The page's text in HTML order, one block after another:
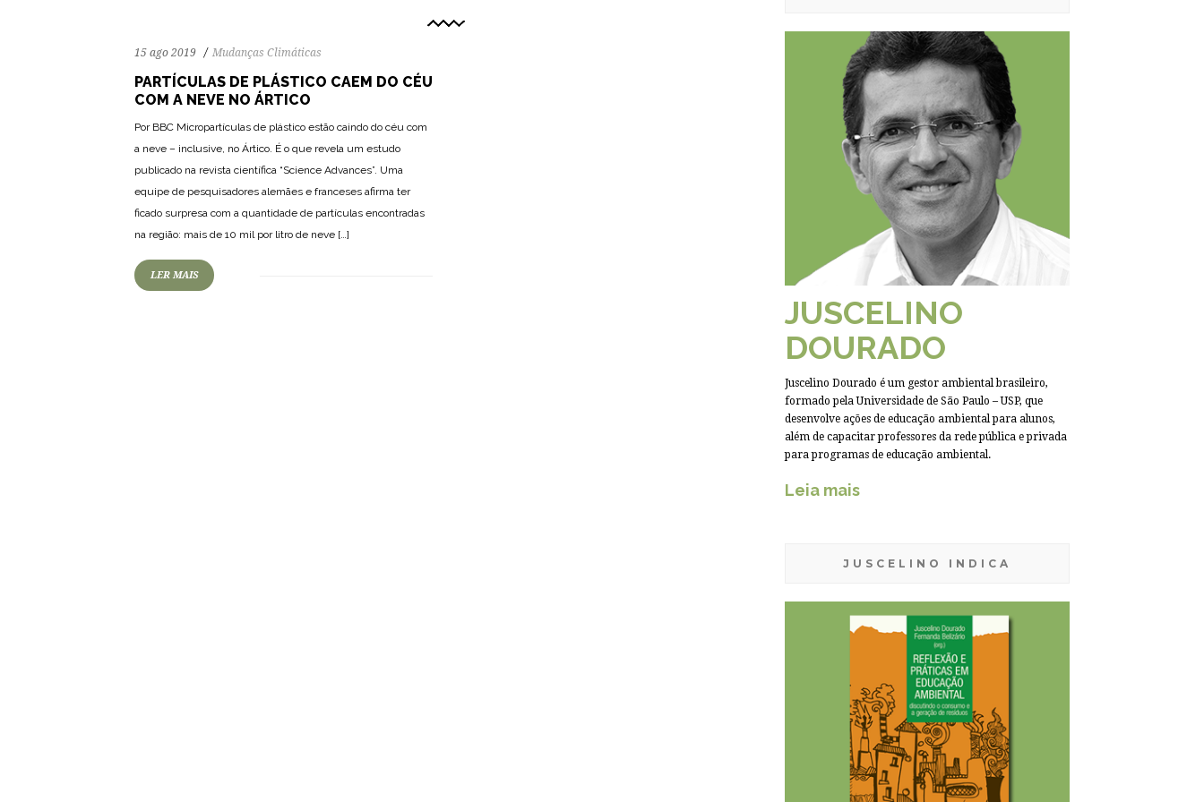
15 ago 2019 Mudanças Climáticas
PARTÍCULAS DE PLÁSTICO CAEM DO CÉU
COM A NEVE NO ÁRTICO
Por BBC Micropartículas de plástico estão caindo do céu com
a neve – inclusive, no Ártico. É o que revela um estudo
publicado na revista científica “Science Advances”. Uma
equipe de pesquisadores alemães e franceses afirma ter
ficado surpresa com a quantidade de partículas encontradas
na região: mais de 10 mil por litro de neve […]
LER MAIS
JUSCELINO
DOURADO
Juscelino Dourado é um gestor ambiental brasileiro,
formado pela Universidade de São Paulo – USP, que
desenvolve ações de educação ambiental para alunos,
além de capacitar professores da rede pública e privada
para programas de educação ambiental.
Leia mais
JUSCELINO INDICA